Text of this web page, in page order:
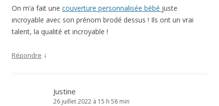
On m’a fait une couverture personnalisée bébé juste
incroyable avec son prénom brodé dessus ! Ils ont un vrai
talent, la qualité et incroyable !
Répondre ↓
Justine
26 juillet 2022 à 15 h 58 min